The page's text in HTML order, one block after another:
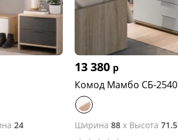
24
13 380 р
Комод Мамбо СБ-2540
Ширина 88 x Высота 71.5